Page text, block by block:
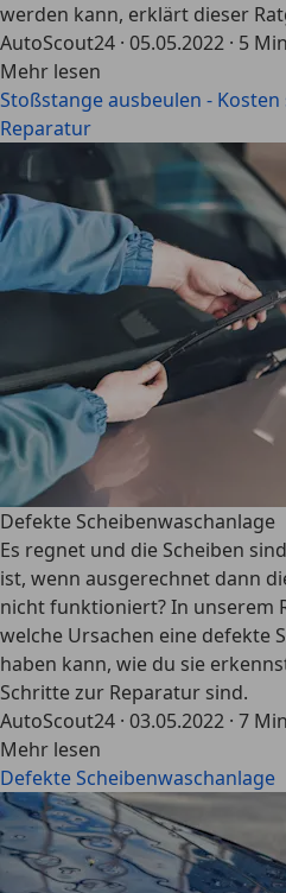
werden kann, erklärt dieser
AutoScout24 · 05.05.2022 · 5
Mehr lesen
Stoßstange ausbeulen -
Reparatur
Defekte Scheibenwaschanlage
Es regnet und die Scheiben
ist, wenn ausgerechnet dann
nicht funktioniert? In unserem
welche Ursachen eine defekte
haben kann, wie du sie
Schritte zur Reparatur sind.
AutoScout24 · 03.05.2022 · 7
Mehr lesen
Defekte Scheibenwaschanlage